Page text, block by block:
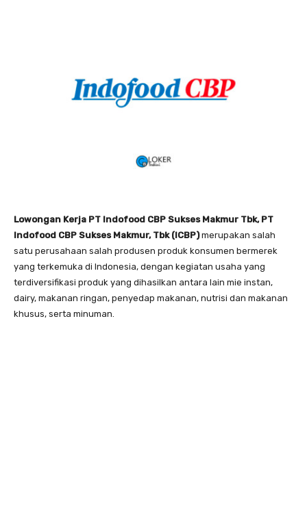
Lowongan Kerja PT Indofood CBP Sukses Makmur Tbk, PT
Indofood CBP Sukses Makmur, Tbk (ICBP)merupakan salah
satu perusahaan salah produsen produk konsumen bermerek
yang terkemuka di Indonesia, dengan kegiatan usaha yang
terdiversifikasi produk yang dihasilkan antara lain mie instan,
dairy, makanan ringan, penyedap makanan, nutrisi dan makanan
khusus, serta minuman.